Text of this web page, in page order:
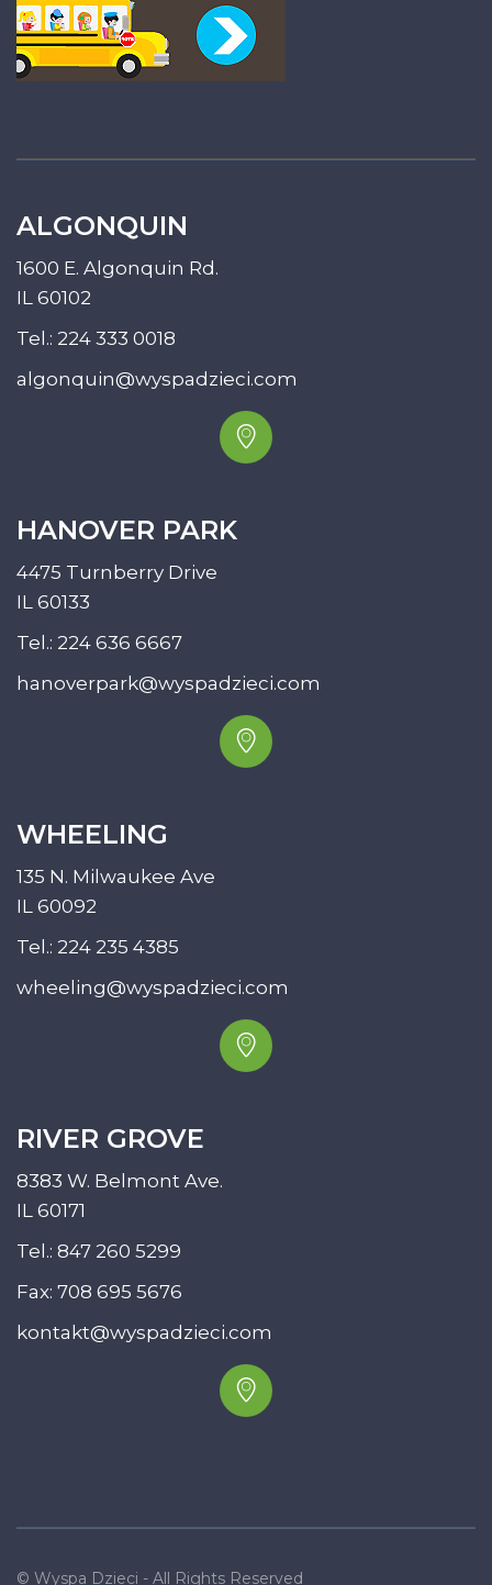
ALGONQUIN
1600 E. Algonquin Rd.
IL 60102
Tel.: 224 333 0018
algonquin@wyspadzieci.com
HANOVER PARK
4475 Turnberry Drive
IL 60133
Tel.: 224 636 6667
hanoverpark@wyspadzieci.com
WHEELING
135 N. Milwaukee Ave
IL 60092
Tel.: 224 235 4385
wheeling@wyspadzieci.com
RIVER GROVE
8383 W. Belmont Ave.
IL 60171
Tel.: 847 260 5299
Fax: 708 695 5676
kontakt@wyspadzieci.com
© Wyspa Dzieci - All Rights Reserved